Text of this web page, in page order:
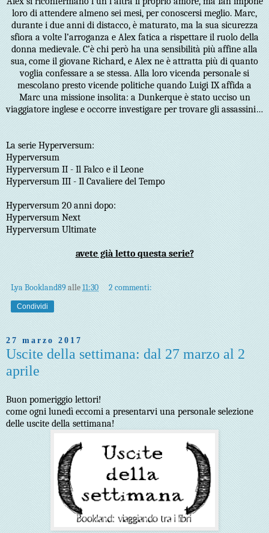
loro di attendere almeno sei mesi, per conoscersi meglio. Marc,
durante i due anni di distacco, è maturato, ma la sua sicurezza
sfiora a volte l’arroganza e Alex fatica a rispettare il ruolo della
donna medievale. C’è chi però ha una sensibilità più affine alla
sua, come il giovane Richard, e Alex ne è attratta più di quanto
voglia confessare a se stessa. Alla loro vicenda personale si
mescolano presto vicende politiche quando Luigi IX affida a
Marc una missione insolita: a Dunkerque è stato ucciso un
viaggiatore inglese e occorre investigare per trovare gli assassini…
La serie Hyperversum:
Hyperversum
Hyperversum II - Il Falco e il Leone
Hyperversum III - Il Cavaliere del Tempo
Hyperversum 20 anni dopo:
Hyperversum Next
Hyperversum Ultimate
avete già letto questa serie?
Lya Bookland89alle11:30 2 commenti:
Condividi
27 marzo 2017
Uscite della settimana: dal 27 marzo al 2
aprile
Buon pomeriggio lettori!
come ogni lunedì eccomi a presentarvi una personale selezione
delle uscite della settimana!